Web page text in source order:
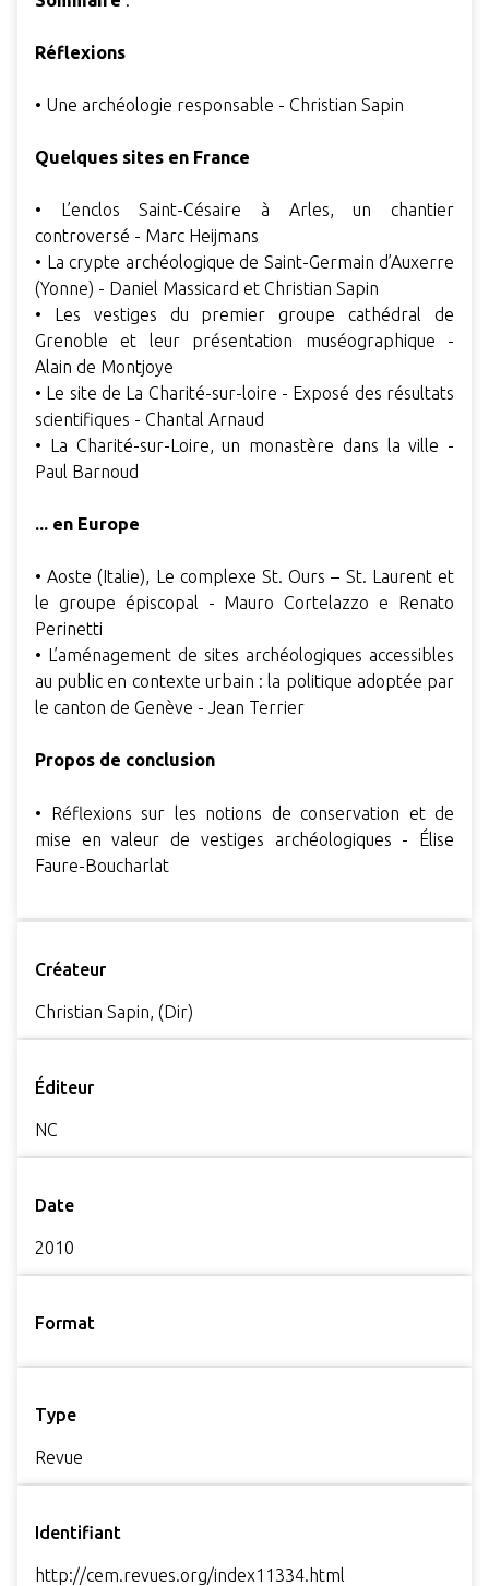
Réflexions
• Une archéologie responsable - Christian Sapin
Quelques sites en France
• L’enclos Saint-Césaire à Arles, un chantier
controversé - Marc Heijmans
• La crypte archéologique de Saint-Germain d’Auxerre
(Yonne) - Daniel Massicard et Christian Sapin
• Les vestiges du premier groupe cathédral de
Grenoble et leur présentation muséographique -
Alain de Montjoye
• Le site de La Charité-sur-loire - Exposé des résultats
scientifiques - Chantal Arnaud
• La Charité-sur-Loire, un monastère dans la ville -
Paul Barnoud
... en Europe
• Aoste (Italie), Le complexe St. Ours – St. Laurent et
le groupe épiscopal - Mauro Cortelazzo e Renato
Perinetti
• L’aménagement de sites archéologiques accessibles
au public en contexte urbain : la politique adoptée par
le canton de Genève - Jean Terrier
Propos de conclusion
• Réflexions sur les notions de conservation et de
mise en valeur de vestiges archéologiques - Élise
Faure-Boucharlat
Créateur
Christian Sapin, (Dir)
Éditeur
NC
Date
2010
Format
Type
Revue
Identifiant
http://cem.revues.org/index11334.html